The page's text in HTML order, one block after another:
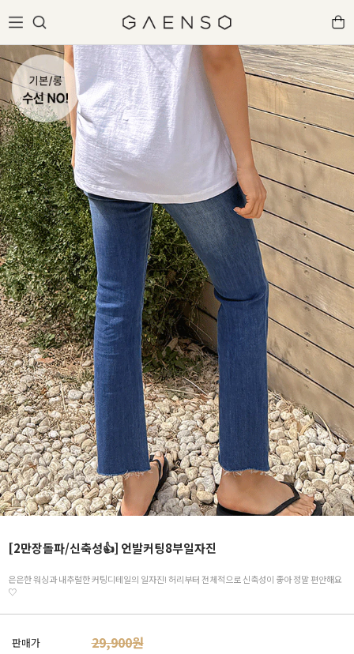
[2만장돌파/신축성👍] 언발커팅8부일자진
은은한 워싱과 내추럴한 커팅디테일의 일자진! 허리부터 전체적으로 신축성이 좋아 정말 편안해요
♡
판매가 29,900원